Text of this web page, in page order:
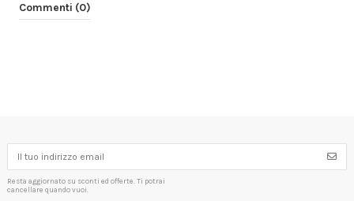
Commenti (0)
Resta aggiornato su sconti ed offerte. Ti potrai
cancellare quando vuoi.